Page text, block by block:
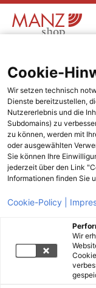
Cookie-
Wir setzen technisch
Dienste bereitzustellen,
Nutzererlebnis und die
Subdomains) zu
zu können, werden mit
oder ausgewählten
Sie können Ihre
jederzeit über den Link
Informationen finden Sie
Cookie-Policy |
Wir